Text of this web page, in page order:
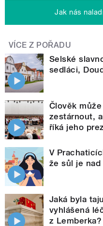
Jak nás
VÍCE Z POŘADU
Selské
sedláci,
Člověk
zestárnout,
říká jeho
V
že sůl je nad
Jaká byla
vyhlášená
z Lemberka?